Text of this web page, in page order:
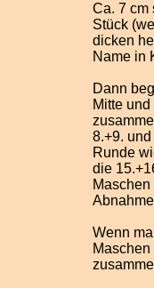
Ca. 7 cm
Stück
dicken
Name in
Dann
Mitte
8.+9.
Runde
die
Wenn